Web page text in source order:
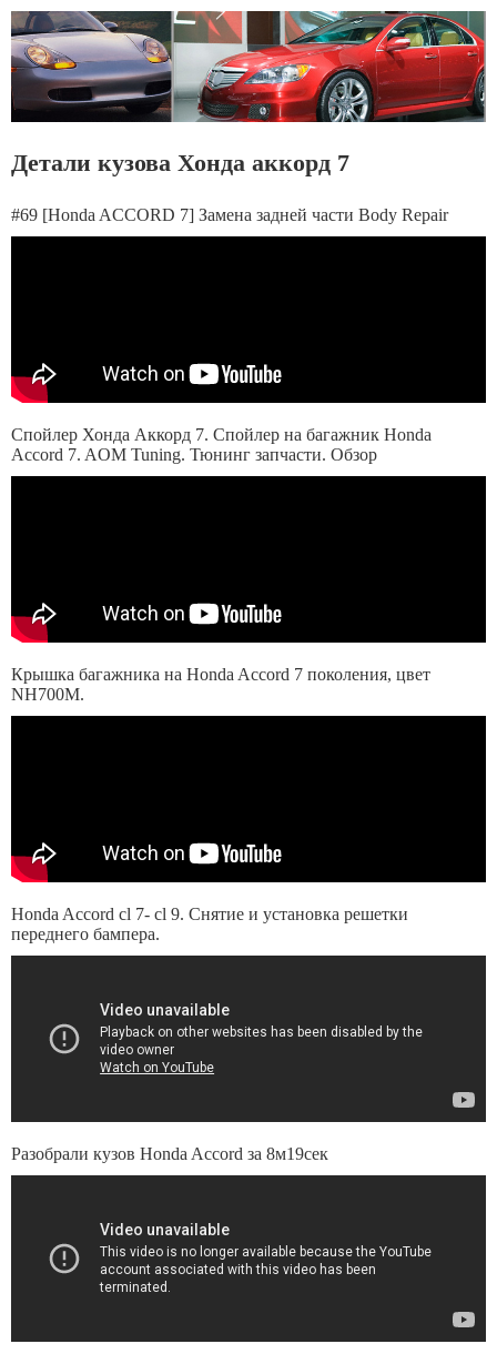
Детали кузова Хонда аккорд 7
#69 [Honda ACCORD 7] Замена задней части Body Repair
Спойлер Хонда Аккорд 7. Спойлер на багажник Honda
Accord 7. AOM Tuning. Тюнинг запчасти. Обзор
Крышка багажника на Honda Accord 7 поколения, цвет
NH700M.
Honda Accord cl 7- cl 9. Снятие и установка решетки
переднего бампера.
Разобрали кузов Honda Accord за 8м19сек